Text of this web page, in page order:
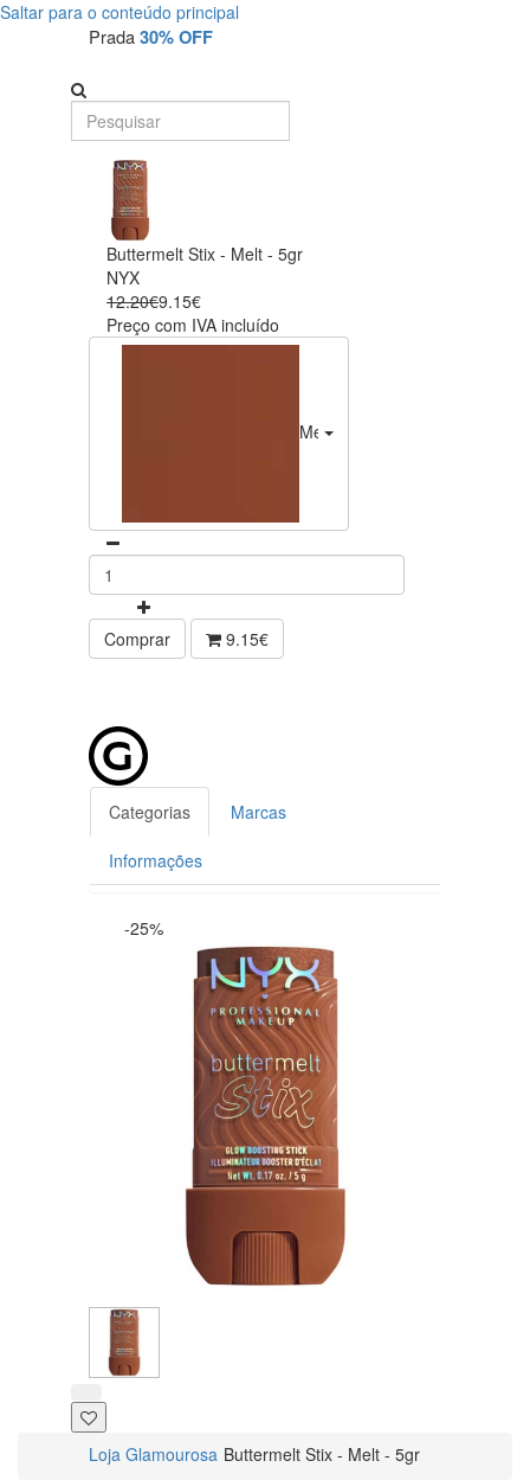
Saltar para o conteúdo principal
Prada30% OFF
Buttermelt Stix - Melt - 5gr
NYX
12.20€9.15€
Preço com IVA incluído
Melt
Comprar 9.15€
Categorias Marcas
Informações
-25%
Loja Glamourosa Buttermelt Stix - Melt - 5gr